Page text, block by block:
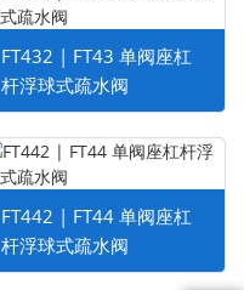
FT432 | FT43 单阀座杠
杆浮球式疏水阀
FT442 | FT44 单阀座杠
杆浮球式疏水阀